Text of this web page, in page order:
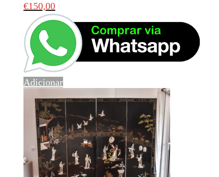
€150,00
Adicionar